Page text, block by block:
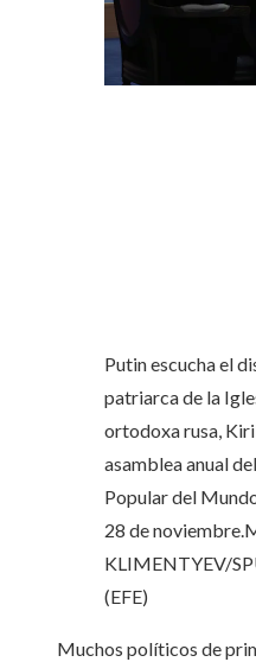
Putin escucha el
patriarca de la
ortodoxa rusa,
asamblea anual
Popular del
28 de noviembre.
KLIMENTYEV/
(EFE)
Muchos políticos de